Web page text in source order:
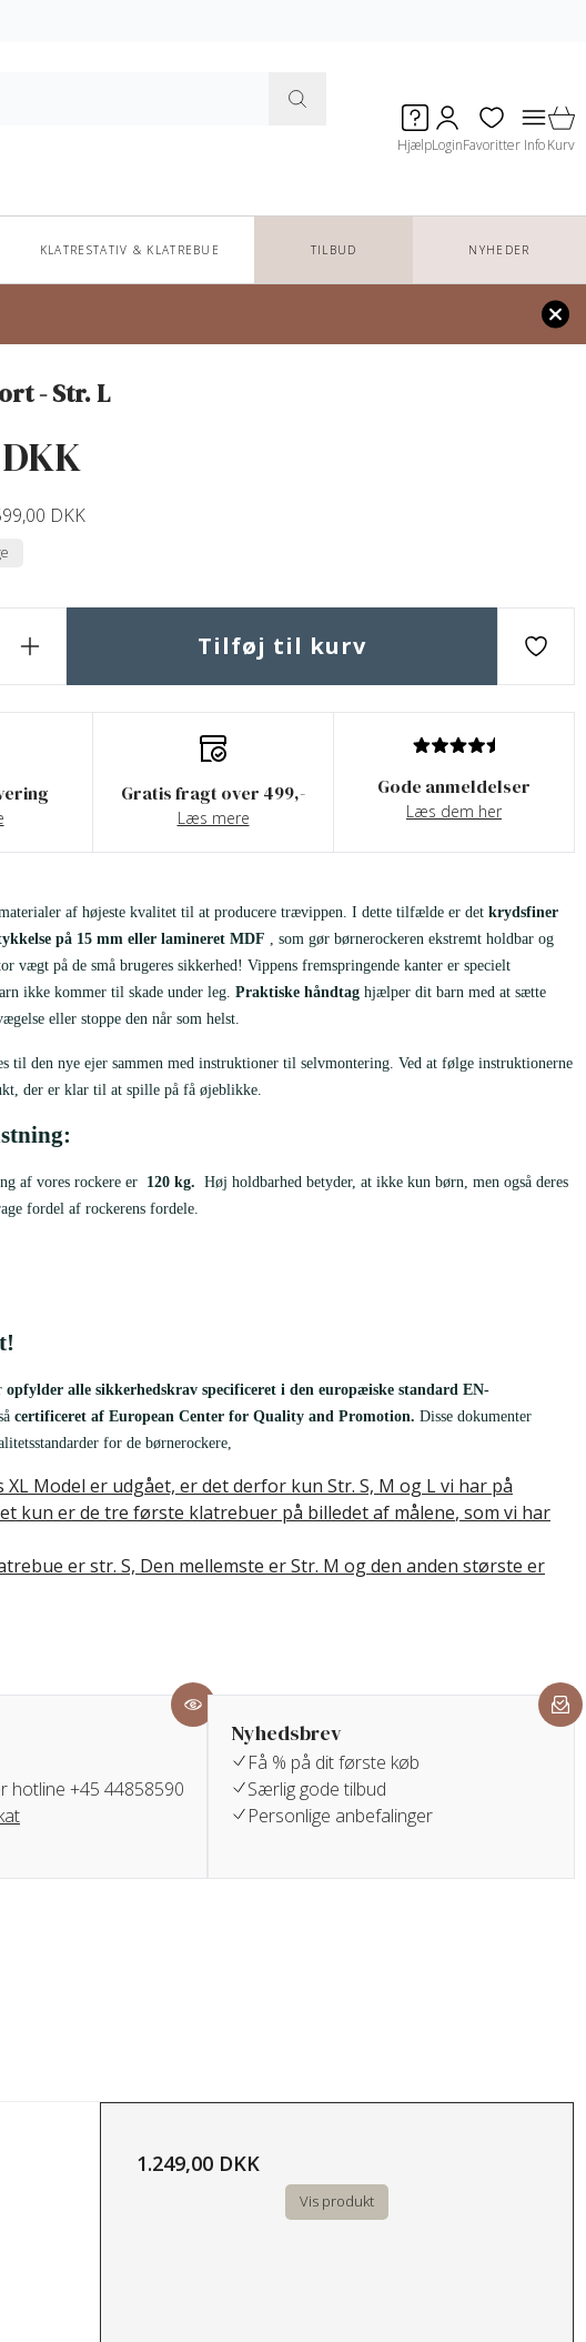
HjælpLoginFavoritter Info Kurv
KLATRESTATIV & KLATREBUE TILBUD NYHEDER
- Str. L
DKK
Tilføj til kurv
Gratis fragt over 499,-
Læs mere
Gode anmeldelser
Læs dem her
af højeste kvalitet til at producere trævippen. I dette tilfælde er det krydsfiner
på 15 mm eller lamineret MDF , som gør børnerockeren ekstremt holdbar og
vægt på de små brugeres sikkerhed! Vippens fremspringende kanter er specielt
ikke kommer til skade under leg. Praktiske håndtag hjælper dit barn med at sætte
eller stoppe den når som helst.
til den nye ejer sammen med instruktioner til selvmontering. Ved at følge instruktionerne
der er klar til at spille på få øjeblikke.
af vores rockere er 120 kg. Høj holdbarhed betyder, at ikke kun børn, men også deres
fordel af rockerens fordele.
opfylder alle sikkerhedskrav specificeret i den europæiske standard EN-
certificeret af European Center for Quality and Promotion. Disse dokumenter
for de børnerockere,
Model er udgået, er det derfor kun Str. S, M og L vi har på
kun er de tre første klatrebuer på billedet af målene, som vi har
er str. S, Den mellemste er Str. M og den anden største er
hotline +45 44858590
Nyhedsbrev
Få % på dit første køb
Særlig gode tilbud
Personlige anbefalinger
1.249,00 DKK
Vis produkt